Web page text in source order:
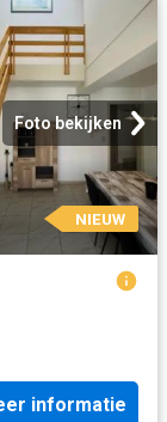
Foto bekijken
NIEUW
informatie